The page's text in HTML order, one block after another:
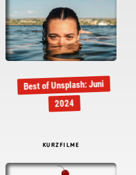
Best of Unsplash: Juni
2024
KURZFILME